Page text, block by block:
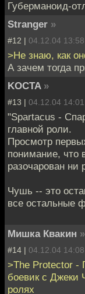
Губерманоид-
Stranger »
#12 | 04.12.04 13:58
>Не знаю, как
А зачем тогда
KOCTA »
#13 | 04.12.04 14:01
"Spartacus -
главной роли.
Просмотр
понимание, что
разочарован ни
Чушь -- это
все остальные
Мишка Квакин »
#14 | 04.12.04 14:08
>The Protector -
боевик с Джеки
ролях